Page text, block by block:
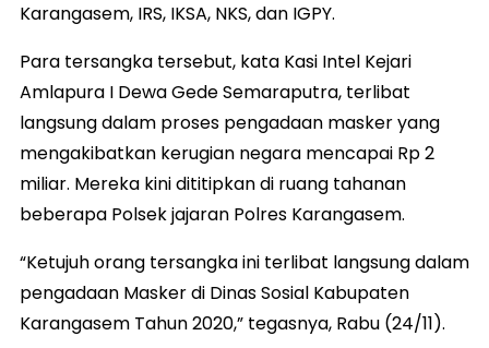
Karangasem, IRS, IKSA, NKS, dan IGPY.
Para tersangka tersebut, kata Kasi Intel Kejari
Amlapura I Dewa Gede Semaraputra, terlibat
langsung dalam proses pengadaan masker yang
mengakibatkan kerugian negara mencapai Rp 2
miliar. Mereka kini dititipkan di ruang tahanan
beberapa Polsek jajaran Polres Karangasem.
“Ketujuh orang tersangka ini terlibat langsung dalam
pengadaan Masker di Dinas Sosial Kabupaten
Karangasem Tahun 2020,” tegasnya, Rabu (24/11).